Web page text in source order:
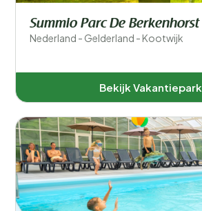
Voor kinderen
Eten en drinken
Algemene parkfaciliteiten
Sport en recreatie
Zwemmen
Summio Parc De Berkenhorst
Nederland - Gelderland - Kootwijk
Bekijk Vakantiepark